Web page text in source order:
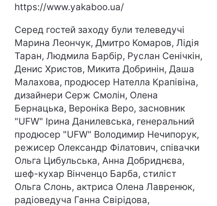
https://www.yakaboo.ua/
Серед гостей заходу були телеведучі
Марина Леончук, Дмитро Комаров, Лідія
Таран, Людмила Барбір, Руслан Сенічкін,
Денис Христов, Микита Добринін, Даша
Малахова, продюсер Нателла Крапівіна,
дизайнери Серж Смолін, Олена
Бернацька, Вероніка Веро, засновник
"UFW" Ірина Данилевська, генеральний
продюсер "UFW" Володимир Нечипорук,
режисер Олександр Філатович, співачки
Ольга Цибульська, Анна Добриднєва,
шеф-кухар Вінченцо Барба, стиліст
Ольга Слонь, актриса Олена Лавренюк,
радіоведуча Ганна Свірідова,